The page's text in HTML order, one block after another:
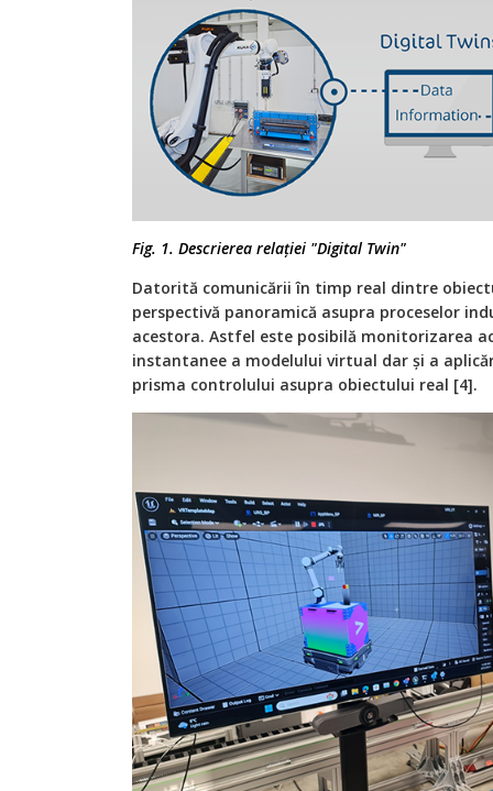
Fig. 1. Descrierea relației "Digital Twin"
Datorită comunicării în timp real dintre
perspectivă panoramică asupra proceselor
acestora. Astfel este posibilă monitorizarea
instantanee a modelului virtual dar și a
prisma controlului asupra obiectului real [4].